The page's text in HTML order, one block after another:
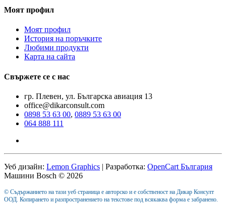
Моят профил
Моят профил
История на поръчките
Любими продукти
Карта на сайта
Свържете се с нас
гр. Плевен, ул. Българска авиация 13
office@dikarconsult.com
0898 53 63 00, 0889 53 63 00
064 888 111
Уеб дизайн: Lemon Graphics | Разработка: OpenCart България
Машини Bosch © 2026
© Съдържанието на тази уеб страница е авторско и е собственост на Дикар Консулт
ООД. Копирането и разпространението на текстове под всякаква форма е забранено.